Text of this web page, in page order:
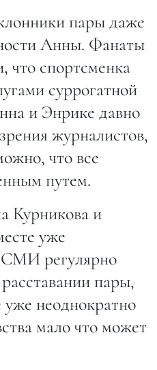
пары даже
Анны. Фанаты
что спортсменка
суррогатной
и Энрике давно
журналистов,
что все
путем.
Курникова и
уже
СМИ регулярно
пары,
неоднократно
мало что может